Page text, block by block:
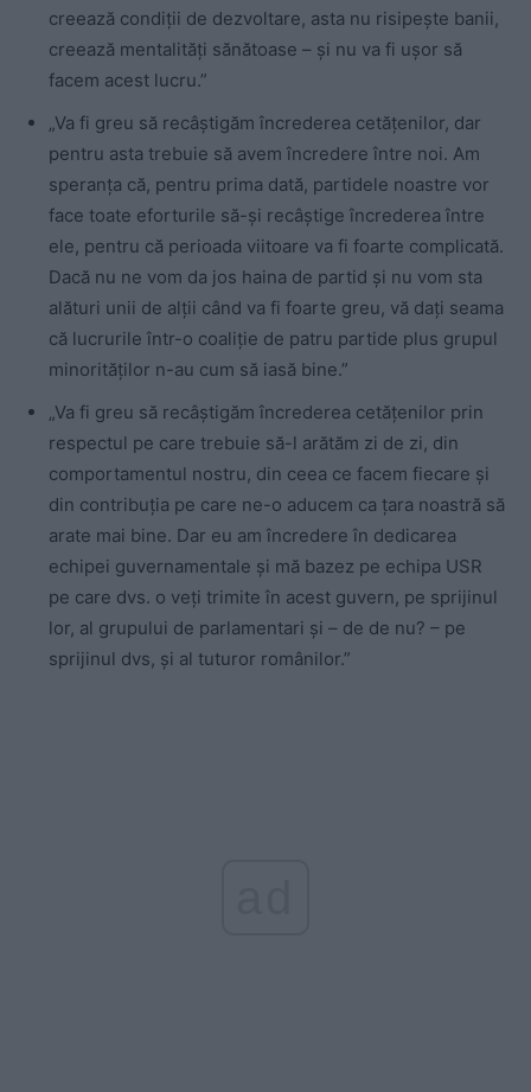
creează condiții de dezvoltare, asta nu risipește banii,
creează mentalități sănătoase – și nu va fi ușor să
facem acest lucru.”
„Va fi greu să recâștigăm încrederea cetățenilor, dar
pentru asta trebuie să avem încredere între noi. Am
speranța că, pentru prima dată, partidele noastre vor
face toate eforturile să-și recâștige încrederea între
ele, pentru că perioada viitoare va fi foarte complicată.
Dacă nu ne vom da jos haina de partid și nu vom sta
alături unii de alții când va fi foarte greu, vă dați seama
că lucrurile într-o coaliție de patru partide plus grupul
minorităților n-au cum să iasă bine.”
„Va fi greu să recâștigăm încrederea cetățenilor prin
respectul pe care trebuie să-l arătăm zi de zi, din
comportamentul nostru, din ceea ce facem fiecare și
din contribuția pe care ne-o aducem ca țara noastră să
arate mai bine. Dar eu am încredere în dedicarea
echipei guvernamentale și mă bazez pe echipa USR
pe care dvs. o veți trimite în acest guvern, pe sprijinul
lor, al grupului de parlamentari și – de de nu? – pe
sprijinul dvs, și al tuturor românilor.”